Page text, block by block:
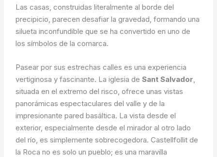
Las casas, construidas literalmente al borde del
precipicio, parecen desafiar la gravedad, formando una
silueta inconfundible que se ha convertido en uno de
los símbolos de la comarca.
Pasear por sus estrechas calles es una experiencia
vertiginosa y fascinante. La iglesia deSant Salvador,
situada en el extremo del risco, ofrece unas vistas
panorámicas espectaculares del valle y de la
impresionante pared basáltica. La vista desde el
exterior, especialmente desde el mirador al otro lado
del río, es simplemente sobrecogedora. Castellfollit de
la Roca no es solo un pueblo; es una maravilla